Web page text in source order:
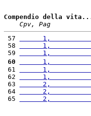
Compendio della
Cpv, Pag
57
1,
58
1,
59
1,
60
1,
61
1,
62
1,
63
2,
64
2,
65
2,